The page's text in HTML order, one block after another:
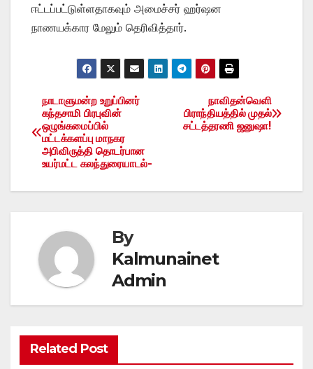
ஈட்டப்பட்டுள்ளதாகவும் அமைச்சர் ஹர்ஷன
நாணயக்கார மேலும் தெரிவித்தார்.
Post
navigation
நாவிதன்வெளி
பிராந்தியத்தில் முதல்
சட்டத்தரணி ஜனுஷா!
நாடாளுமன்ற உறுப்பினர்
கந்தசாமி பிரபுவின்
ஒழுங்கமைப்பில்
மட்டக்களப்பு மாநகர
அபிவிருத்தி தொடர்பான
உயர்மட்ட கலந்துரையாடல்-
By
Kalmunainet
Admin
Related Post